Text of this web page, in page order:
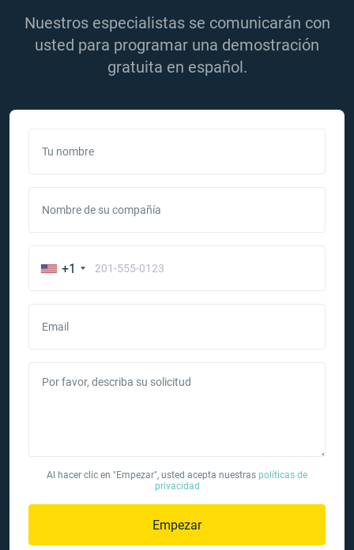
Nuestros especialistas se comunicarán con
usted para programar una demostración
gratuita en español.
Tu nombre
Nombre de su compañía
+1
Email
Por favor, describa su solicitud
Al hacer clic en "Empezar", usted acepta nuestras políticas de
privacidad
Empezar